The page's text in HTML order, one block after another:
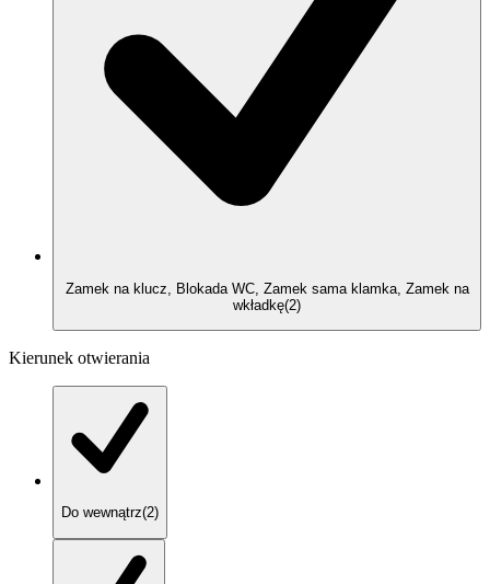
Zamek na klucz, Blokada WC, Zamek sama klamka, Zamek na
wkładkę(2)
Kierunek otwierania
Do wewnątrz(2)